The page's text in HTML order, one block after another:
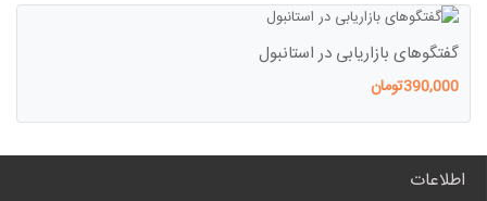
گفتگوهای بازاریابی در استانبول
390,000تومان
اطلاعات